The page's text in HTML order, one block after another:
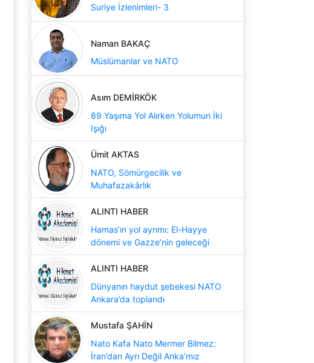
Suriye İzlenimleri- 3
Naman BAKAÇ
Müslümanlar ve NATO
Asım DEMİRKÖK
89 Yaşıma Yol Alırken Yolumun İki
Işığı
Ümit AKTAS
NATO, Sömürgecilik ve
Muhafazakârlık
ALINTI HABER
Hamas’ın yol ayrımı: El-Hayye
dönemi ve Gazze’nin geleceği
ALINTI HABER
Dünyanın haydut şebekesi NATO
Ankara’da toplandı
Mustafa ŞAHİN
Nato Kafa Nato Mermer Bilmez:
İran’dan Ayrı Değil Anka’mız